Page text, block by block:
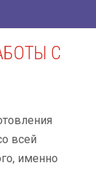
С
всей
именно